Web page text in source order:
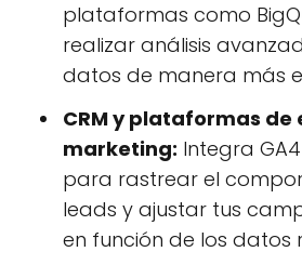
plataformas como
realizar análisis
datos de manera más
CRM y plataformas de
marketing: Integra
para rastrear el
leads y ajustar tus
en función de los datos